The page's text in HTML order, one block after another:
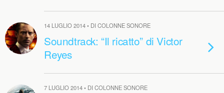
14 LUGLIO 2014 • DI COLONNE SONORE
Soundtrack: “Il ricatto” di Victor
Reyes
7 LUGLIO 2014 • DI COLONNE SONORE